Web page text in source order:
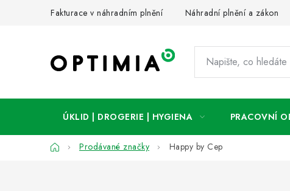
Fakturace v náhradním plnění Náhradní plnění a zákon
ÚKLID | DROGERIE | HYGIENA PRACOVNÍ
DomůProdávané značky Happy by Cep